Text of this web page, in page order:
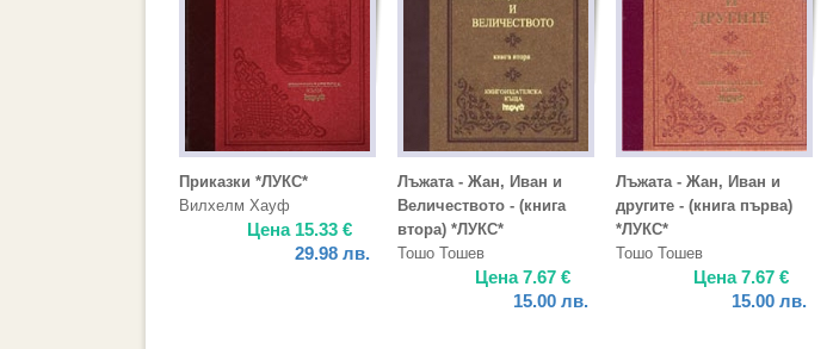
Приказки *ЛУКС*
Вилхелм Хауф
Цена 15.33 €
29.98 лв.
Лъжата - Жан, Иван и
Величеството - (книга
втора) *ЛУКС*
Тошо Тошев
Цена7.67 €
15.00 лв.
Лъжата - Жан, Иван и
другите - (книга първа)
*ЛУКС*
Тошо Тошев
Цена7.67 €
15.00 лв.